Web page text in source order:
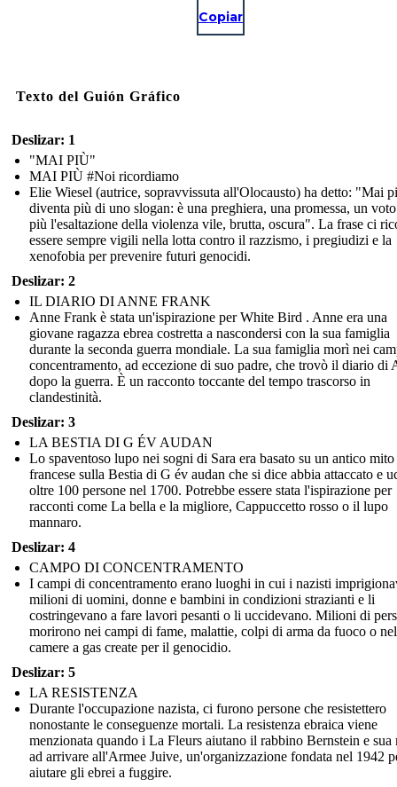
Copiar
Texto del Guión Gráfico
Deslizar: 1
"MAI PIÙ"
MAI PIÙ #Noi ricordiamo
Elie Wiesel (autrice, sopravvissuta all'Olocausto) ha detto: "Mai
diventa più di uno slogan: è una preghiera, una promessa, un
più l'esaltazione della violenza vile, brutta, oscura". La frase ci
essere sempre vigili nella lotta contro il razzismo, i pregiudizi e la
xenofobia per prevenire futuri genocidi.
Deslizar: 2
IL DIARIO DI ANNE FRANK
Anne Frank è stata un'ispirazione per White Bird . Anne era una
giovane ragazza ebrea costretta a nascondersi con la sua famiglia
durante la seconda guerra mondiale. La sua famiglia morì nei
concentramento, ad eccezione di suo padre, che trovò il diario di
dopo la guerra. È un racconto toccante del tempo trascorso in
clandestinità.
Deslizar: 3
LA BESTIA DI G ÉV AUDAN
Lo spaventoso lupo nei sogni di Sara era basato su un antico mito
francese sulla Bestia di G év audan che si dice abbia attaccato e
oltre 100 persone nel 1700. Potrebbe essere stata l'ispirazione per
racconti come La bella e la migliore, Cappuccetto rosso o il lupo
mannaro.
Deslizar: 4
CAMPO DI CONCENTRAMENTO
I campi di concentramento erano luoghi in cui i nazisti
milioni di uomini, donne e bambini in condizioni strazianti e li
costringevano a fare lavori pesanti o li uccidevano. Milioni di
morirono nei campi di fame, malattie, colpi di arma da fuoco o
camere a gas create per il genocidio.
Deslizar: 5
LA RESISTENZA
Durante l'occupazione nazista, ci furono persone che resistettero
nonostante le conseguenze mortali. La resistenza ebraica viene
menzionata quando i La Fleurs aiutano il rabbino Bernstein e sua
ad arrivare all'Armee Juive, un'organizzazione fondata nel 1942
aiutare gli ebrei a fuggire.